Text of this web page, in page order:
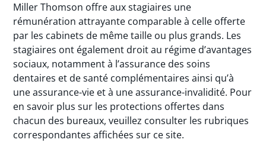
Miller Thomson offre aux stagiaires une
rémunération attrayante comparable à celle offerte
par les cabinets de même taille ou plus grands. Les
stagiaires ont également droit au régime d’avantages
sociaux, notamment à l’assurance des soins
dentaires et de santé complémentaires ainsi qu’à
une assurance-vie et à une assurance-invalidité. Pour
en savoir plus sur les protections offertes dans
chacun des bureaux, veuillez consulter les rubriques
correspondantes affichées sur ce site.